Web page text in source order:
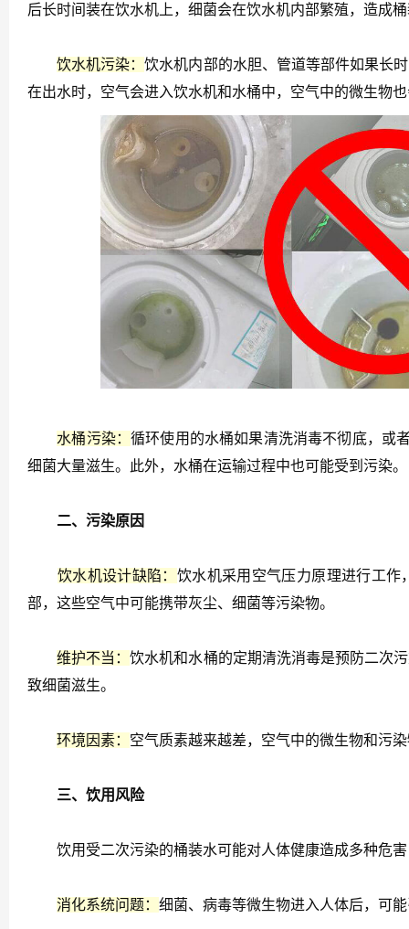
后长时间装在饮水机上，细菌会在饮水机内部繁殖，造成
饮水机污染：饮水机内部的水胆、管道等部件如果长
在出水时，空气会进入饮水机和水桶中，空气中的微生物
水桶污染：循环使用的水桶如果清洗消毒不彻底，或
细菌大量滋生。此外，水桶在运输过程中也可能受到污染。
二、污染原因
饮水机设计缺陷： 饮水机采用空气压力原理进行工作
部，这些空气中可能携带灰尘、细菌等污染物。
维护不当：饮水机和水桶的定期清洗消毒是预防二次
致细菌滋生。
环境因素： 空气质素越来越差，空气中的微生物和污
三、饮用风险
饮用受二次污染的桶装水可能对人体健康造成多种危害
消化系统问题： 细菌、病毒等微生物进入人体后，可